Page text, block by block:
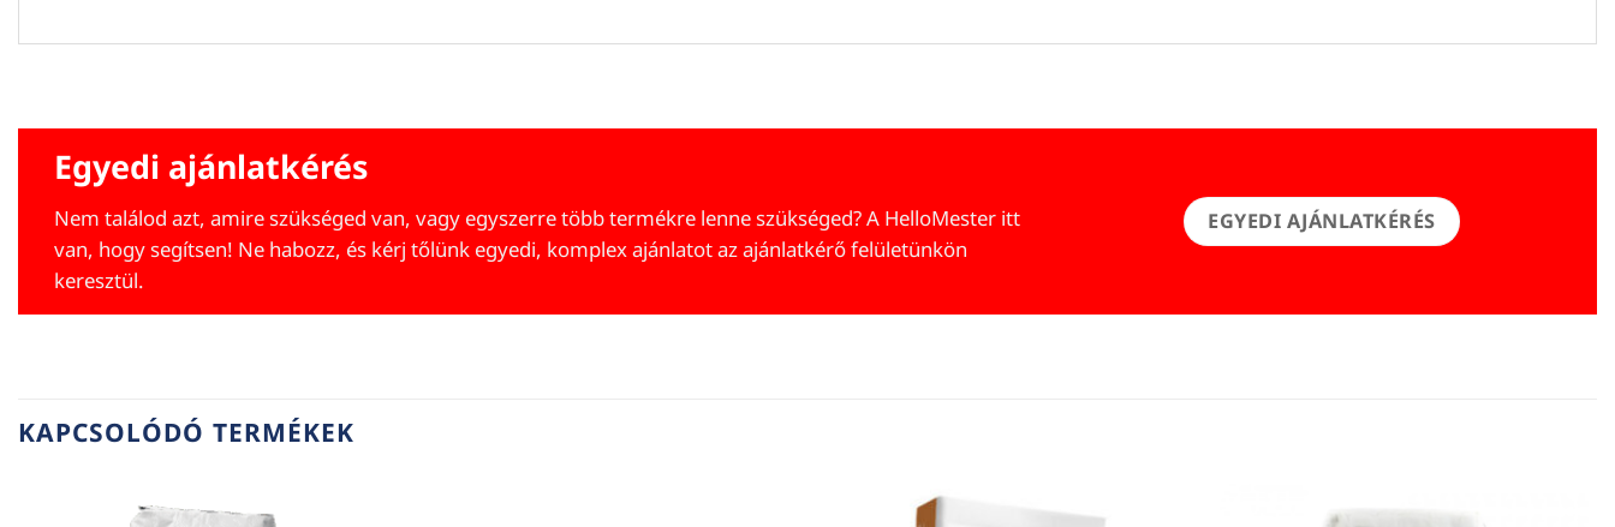
Egyedi ajánlatkérés
Nem találod azt, amire szükséged van, vagy egyszerre több termékre lenne szükséged? A HelloMester itt
van, hogy segítsen! Ne habozz, és kérj tőlünk egyedi, komplex ajánlatot az ajánlatkérő felületünkön
keresztül.
EGYEDI AJÁNLATKÉRÉS
KAPCSOLÓDÓ TERMÉKEK